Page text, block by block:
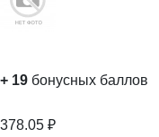
+ 19 бонусных баллов
378.05 ₽